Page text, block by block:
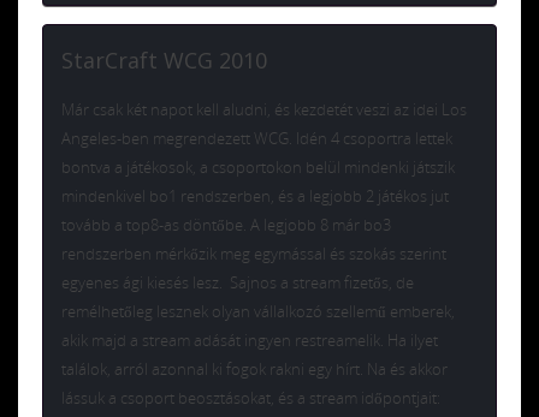
StarCraft WCG 2010
Már csak két napot kell aludni, és kezdetét veszi az idei Los
Angeles-ben megrendezett WCG. Idén 4 csoportra lettek
bontva a játékosok, a csoportokon belül mindenki játszik
mindenkivel bo1 rendszerben, és a legjobb 2 játékos jut
tovább a top8-as döntőbe. A legjobb 8 már bo3
rendszerben mérkőzik meg egymással és szokás szerint
egyenes ági kiesés lesz. Sajnos a stream fizetős, de
remélhetőleg lesznek olyan vállalkozó szellemű emberek,
akik majd a stream adását ingyen restreamelik. Ha ilyet
találok, arról azonnal ki fogok rakni egy hírt. Na és akkor
lássuk a csoport beosztásokat, és a stream időpontjait: